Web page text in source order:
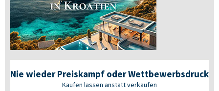
Nie wieder Preiskampf oder Wettbewerbsdruck
Kaufen lassen anstatt verkaufen